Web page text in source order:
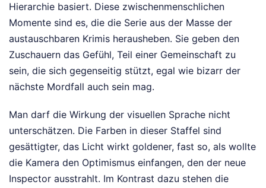
Hierarchie basiert. Diese zwischenmenschlichen
Momente sind es, die die Serie aus der Masse der
austauschbaren Krimis herausheben. Sie geben den
Zuschauern das Gefühl, Teil einer Gemeinschaft zu
sein, die sich gegenseitig stützt, egal wie bizarr der
nächste Mordfall auch sein mag.
Man darf die Wirkung der visuellen Sprache nicht
unterschätzen. Die Farben in dieser Staffel sind
gesättigter, das Licht wirkt goldener, fast so, als wollte
die Kamera den Optimismus einfangen, den der neue
Inspector ausstrahlt. Im Kontrast dazu stehen die